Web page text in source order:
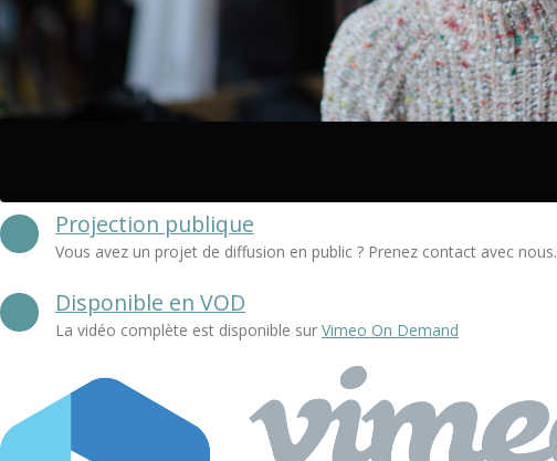
Projection publique
Vous avez un projet de diffusion en public ? Prenez contact avec nous.
Disponible en VOD
La vidéo complète est disponible sur Vimeo On Demand